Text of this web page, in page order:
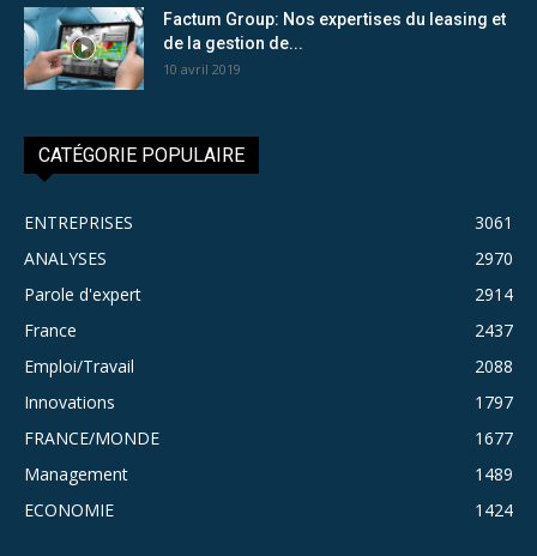
Factum Group: Nos expertises du leasing et
de la gestion de...
10 avril 2019
CATÉGORIE POPULAIRE
ENTREPRISES
3061
ANALYSES
2970
Parole d'expert
2914
France
2437
Emploi/Travail
2088
Innovations
1797
FRANCE/MONDE
1677
Management
1489
ECONOMIE
1424